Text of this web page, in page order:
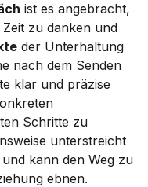
ist es angebracht,
zu danken und
der Unterhaltung
nach dem Senden
klar und präzise
Schritte zu
unterstreicht
kann den Weg zu
ebnen.